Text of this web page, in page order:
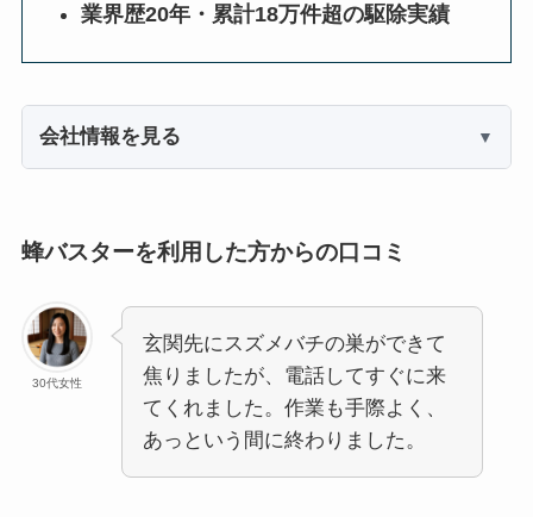
業界歴20年・累計18万件超の駆除実績
会社情報を見る
蜂バスターを利用した方からの口コミ
30代女性
玄関先にスズメバチの巣ができて
焦りましたが、電話してすぐに来
てくれました。作業も手際よく、
あっという間に終わりました。